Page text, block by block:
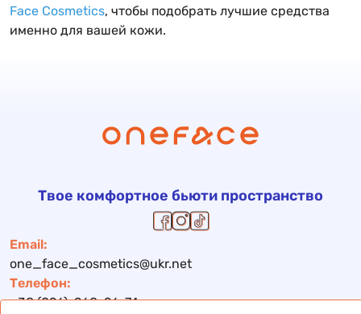
Face Cosmetics, чтобы подобрать лучшие средства
именно для вашей кожи.
Твое комфортное бьюти пространство
Email:
one_face_cosmetics@ukr.net
Телефон:
+38 (096)-968-96-74